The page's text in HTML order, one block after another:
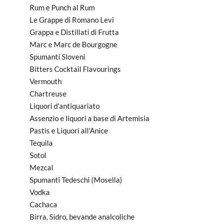
Rum e Punch al Rum
Le Grappe di Romano Levi
Grappa e Distillati di Frutta
Marc e Marc de Bourgogne
Spumanti Sloveni
Bitters Cocktail Flavourings
Vermouth
Chartreuse
Liquori d'antiquariato
Assenzio e liquori a base di Artemisia
Pastis e Liquori all'Anice
Tequila
Sotol
Mezcal
Spumanti Tedeschi (Mosella)
Vodka
Cachaca
Birra, Sidro, bevande analcoliche